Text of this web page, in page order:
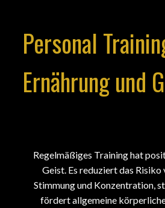
Personal
Ernährung und
Regelmäßiges Training hat
Geist. Es reduziert das
Stimmung und Konzentration,
fördert allgemeine